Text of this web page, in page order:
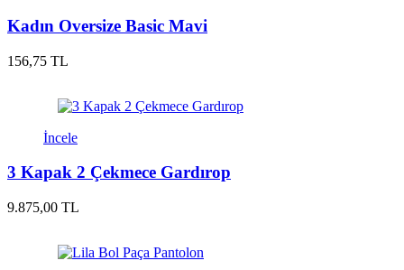
Kadın Oversize Basic Mavi
156,75 TL
İncele
3 Kapak 2 Çekmece Gardırop
9.875,00 TL